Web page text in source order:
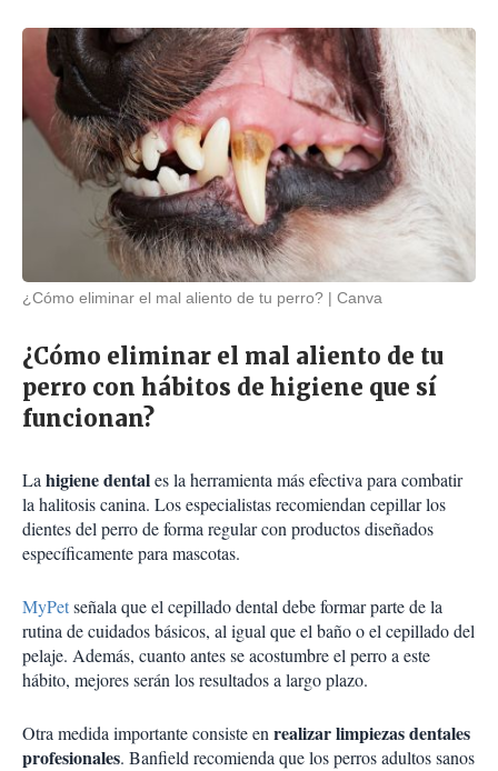
¿Cómo eliminar el mal aliento de tu perro? Canva
¿Cómo eliminar el mal aliento de tu
perro con hábitos de higiene que sí
funcionan?
Lahigiene dentales la herramienta más efectiva para combatir
la halitosis canina. Los especialistas recomiendan cepillar los
dientes del perro de forma regular con productos diseñados
específicamente para mascotas.
MyPetseñala que el cepillado dental debe formar parte de la
rutina de cuidados básicos, al igual que el baño o el cepillado del
pelaje. Además, cuanto antes se acostumbre el perro a este
hábito, mejores serán los resultados a largo plazo.
Otra medida importante consiste enrealizar limpiezas dentales
profesionales. Banfield recomienda que los perros adultos sanos